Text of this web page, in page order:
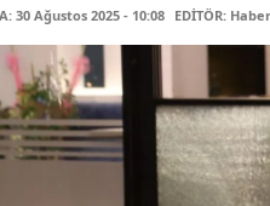
30 Ağustos 2025 - 10:08 EDİTÖR: